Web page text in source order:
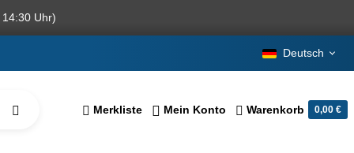
Uhr)
Deutsch
Merkliste Mein Konto Warenkorb 0,00 €